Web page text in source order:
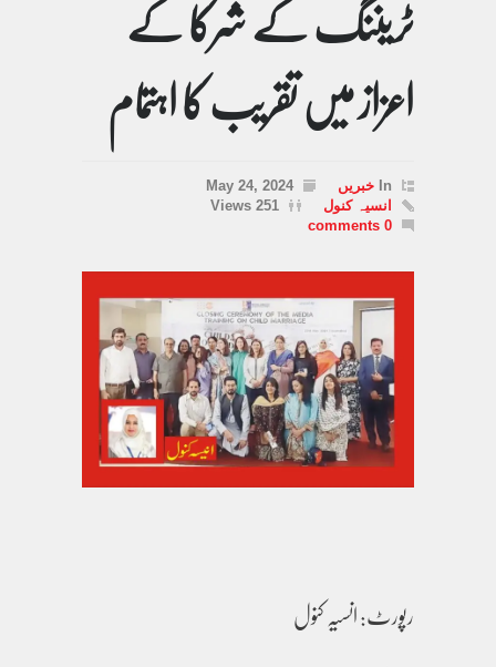
ٹریننگ کے شرکا کے
اعزاز میں تقریب کا اہتمام
In خبریں
May 24, 2024
انسیہ کنول
251 Views
0 comments
رپورٹ: انسیہ کنول